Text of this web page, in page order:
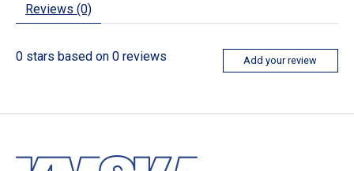
Reviews (0)
0 stars based on 0 reviews Add your review